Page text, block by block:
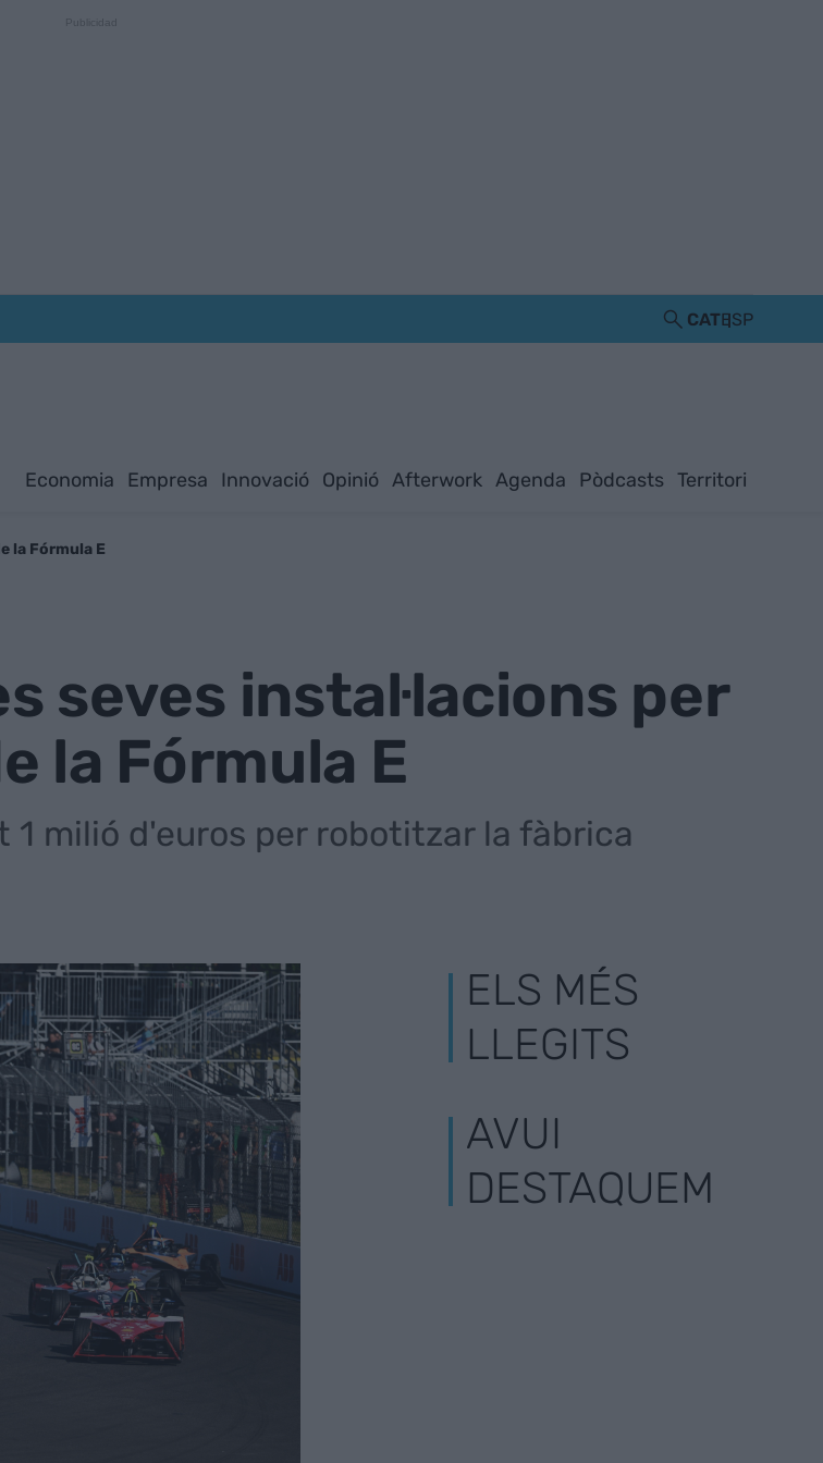
CATESP
Economia Empresa Innovació Opinió Afterwork Agenda Pòdcasts Territori
la Fórmula E
seves instal·lacions per
la Fórmula E
milió d'euros per robotitzar la fàbrica
ELS MÉS
LLEGITS
AVUI
DESTAQUEM